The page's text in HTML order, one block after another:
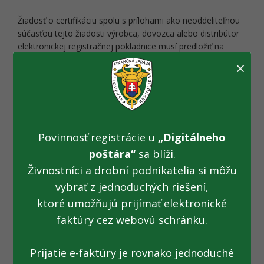
Žiadosť o certifikáciu spolu s prílohami ako neoddeliteľnou
súčasťou tejto žiadosti výrobca, dovozca alebo distribútor
elektronickej registračnej pokladnice musí predložiť na
Colný úrad Bratislava
Oddelenie certifikácie a foréznej analýzy
Vedúci oddelenia: npor. Ing. Michal Šprtel
Telefonické kontakty: 02/50 26 3794 (3781, 3934)
e-mail:certifikacia@financnasprava.sk
Colný úrad Bratislava po posúdení predložených dokladov a
×
Povinnosť registrácie u „Digitálneho
poštára“sa blíži.
Živnostníci a drobní podnikatelia si môžu
vybrať z jednoduchých riešení,
ktoré umožňujú prijímať elektronické
faktúry cez webovú schránku.
Prijatie e-faktúry je rovnako jednoduché